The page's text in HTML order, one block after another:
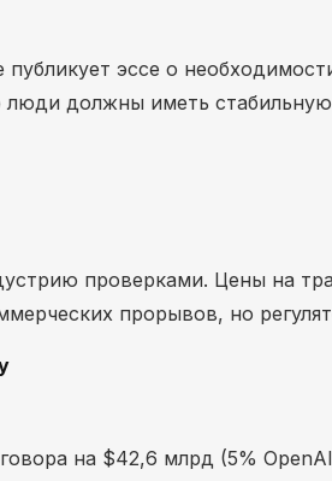
эссе о
люди должны иметь
проверками. Цены на
прорывов, но
на $42,6 млрд (5%